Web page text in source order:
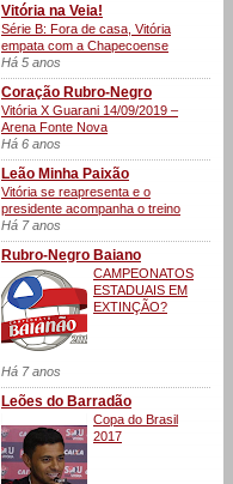
Vitória na Veia!
Série B: Fora de casa, Vitória
empata com a Chapecoense
Há 5 anos
Coração Rubro-Negro
Vitória X Guarani 14/09/2019 –
Arena Fonte Nova
Há 6 anos
Leão Minha Paixão
Vitória se reapresenta e o
presidente acompanha o treino
Há 7 anos
Rubro-Negro Baiano
CAMPEONATOS
ESTADUAIS EM
EXTINÇÃO?
Há 7 anos
Leões do Barradão
Copa do Brasil
2017